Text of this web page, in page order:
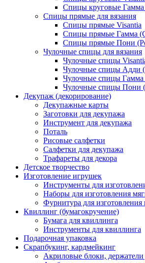
Спицы круговые Гамма
Спицы прямые для вязания
Спицы прямые Visantia
Спицы прямые Гамма
Спицы прямые Пони
Чулочные спицы для вязания
Чулочные спицы
Чулочные спицы Адди
Чулочные спицы Гамма
Чулочные спицы Пони
Декупаж (декорирование)
Декупажные карты
Заготовки для декупажа
Инструмент для декупажа
Поталь
Рисовые салфетки
Салфетки для декупажа
Трафареты для декора
Детское творчество
Изготовление игрушек
Инструменты для
Наборы для изготовления
Фурнитура для изготовления
Квиллинг (бумагокручение)
Бумага для квиллинга
Инструменты для квиллинга
Подарочная упаковка
Скрапбукинг, кардмейкинг
Акриловые блоки,